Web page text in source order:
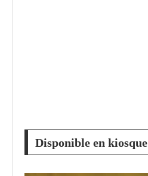
Disponible en kiosque